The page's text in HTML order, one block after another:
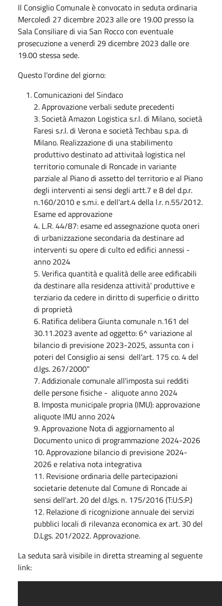
Il Consiglio Comunale è convocato in seduta ordinaria
Mercoledì 27 dicembre 2023 alle ore 19.00 presso la
Sala Consiliare di via San Rocco con eventuale
prosecuzione a venerdì 29 dicembre 2023 dalle ore
19.00 stessa sede.
Questo l'ordine del giorno:
Comunicazioni del Sindaco
2. Approvazione verbali sedute precedenti
3. Società Amazon Logistica s.r.l. di Milano, società
Faresi s.r.l. di Verona e società Techbau s.p.a. di
Milano. Realizzazione di una stabilimento
produttivo destinato ad attivitaà logistica nel
territorio comunale di Roncade in variante
parziale al Piano di assetto del territorio e al Piano
degli interventi ai sensi degli artt.7 e 8 del d.p.r.
n.160/2010 e s.m.i. e dell'art.4 della l.r. n.55/2012.
Esame ed approvazione
4. L.R. 44/87: esame ed assegnazione quota oneri
di urbanizzazione secondaria da destinare ad
interventi su opere di culto ed edifici annessi -
anno 2024
5. Verifica quantità e qualità delle aree edificabili
da destinare alla residenza attività' produttive e
terziario da cedere in diritto di superficie o diritto
di proprietà
6. Ratifica delibera Giunta comunale n.161 del
30.11.2023 avente ad oggetto: 6^ variazione al
bilancio di previsione 2023-2025, assunta con i
poteri del Consiglio ai sensi dell'art. 175 co. 4 del
d.lgs. 267/2000"
7. Addizionale comunale all'imposta sui redditi
delle persone fisiche - aliquote anno 2024
8. Imposta municipale propria (IMU): approvazione
aliquote IMU anno 2024
9. Approvazione Nota di aggiornamento al
Documento unico di programmazione 2024-2026
10. Approvazione bilancio di previsione 2024-
2026 e relativa nota integrativa
11. Revisione ordinaria delle partecipazioni
societarie detenute dal Comune di Roncade ai
sensi dell'art. 20 del d.lgs. n. 175/2016 (T:U:S:P.)
12. Relazione di ricognizione annuale dei servizi
pubblici locali di rilevanza economica ex art. 30 del
D.Lgs. 201/2022. Approvazione.
La seduta sarà visibile in diretta streaming al seguente
link: